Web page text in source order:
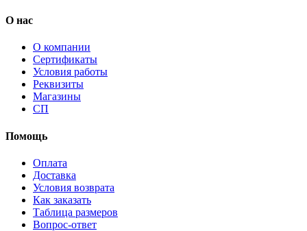
О нас
О компании
Сертификаты
Условия работы
Реквизиты
Магазины
СП
Помощь
Оплата
Доставка
Условия возврата
Как заказать
Таблица размеров
Вопрос-ответ